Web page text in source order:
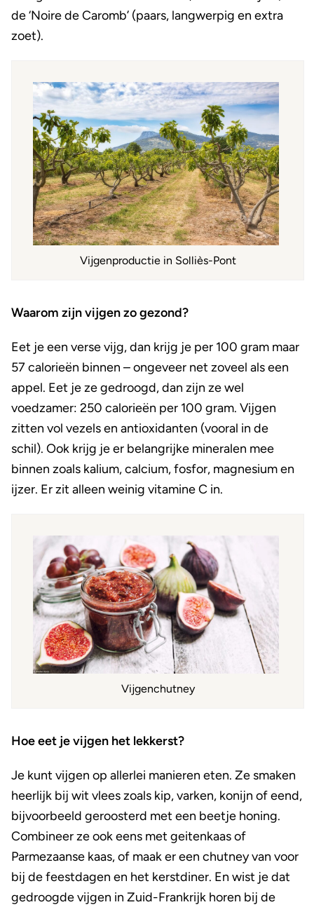
de ‘Noire de Caromb’ (paars, langwerpig en extra
zoet).
Vijgenproductie in Solliès-Pont
Waarom zijn vijgen zo gezond?
Eet je een verse vijg, dan krijg je per 100 gram maar
57 calorieën binnen – ongeveer net zoveel als een
appel. Eet je ze gedroogd, dan zijn ze wel
voedzamer: 250 calorieën per 100 gram. Vijgen
zitten vol vezels en antioxidanten (vooral in de
schil). Ook krijg je er belangrijke mineralen mee
binnen zoals kalium, calcium, fosfor, magnesium en
ijzer. Er zit alleen weinig vitamine C in.
Vijgenchutney
Hoe eet je vijgen het lekkerst?
Je kunt vijgen op allerlei manieren eten. Ze smaken
heerlijk bij wit vlees zoals kip, varken, konijn of eend,
bijvoorbeeld geroosterd met een beetje honing.
Combineer ze ook eens met geitenkaas of
Parmezaanse kaas, of maak er een chutney van voor
bij de feestdagen en het kerstdiner. En wist je dat
gedroogde vijgen in Zuid-Frankrijk horen bij de